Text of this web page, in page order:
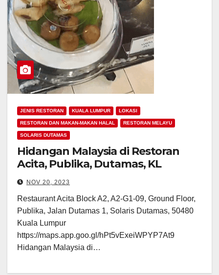
JENIS RESTORAN KUALA LUMPUR LOKASI
RESTORAN DAN MAKAN-MAKAN HALAL RESTORAN MELAYU
SOLARIS DUTAMAS
Hidangan Malaysia di Restoran
Acita, Publika, Dutamas, KL
NOV 20, 2023
Restaurant Acita Block A2, A2-G1-09, Ground Floor,
Publika, Jalan Dutamas 1, Solaris Dutamas, 50480
Kuala Lumpur
https://maps.app.goo.gl/hPt5vExeiWPYP7At9
Hidangan Malaysia di…